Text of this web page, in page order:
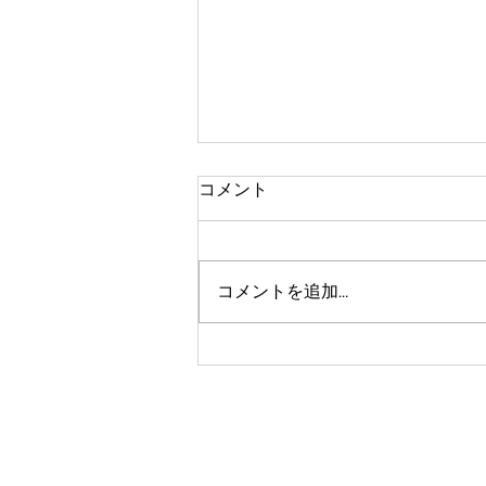
気分はハイボール
コメント
コメントを追加…